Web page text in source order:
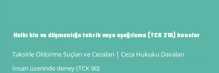
Halkı kin ve düşmanlığa tahrik veya aşağılama (TCK 216) konular
Taksirle Öldürme Suçları ve Cezaları | Ceza Hukuku Davaları
İnsan üzerinde deney (TCK 90)